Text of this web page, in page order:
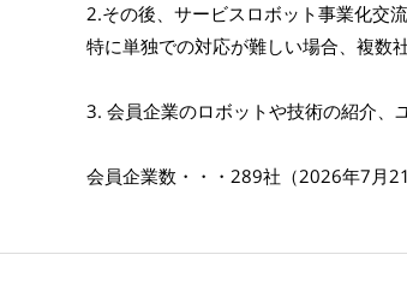
2.その後、サービスロボット事業化交
特に単独での対応が難しい場合、複数
3. 会員企業のロボットや技術の紹介、
会員企業数・・・289社（2026年7月21